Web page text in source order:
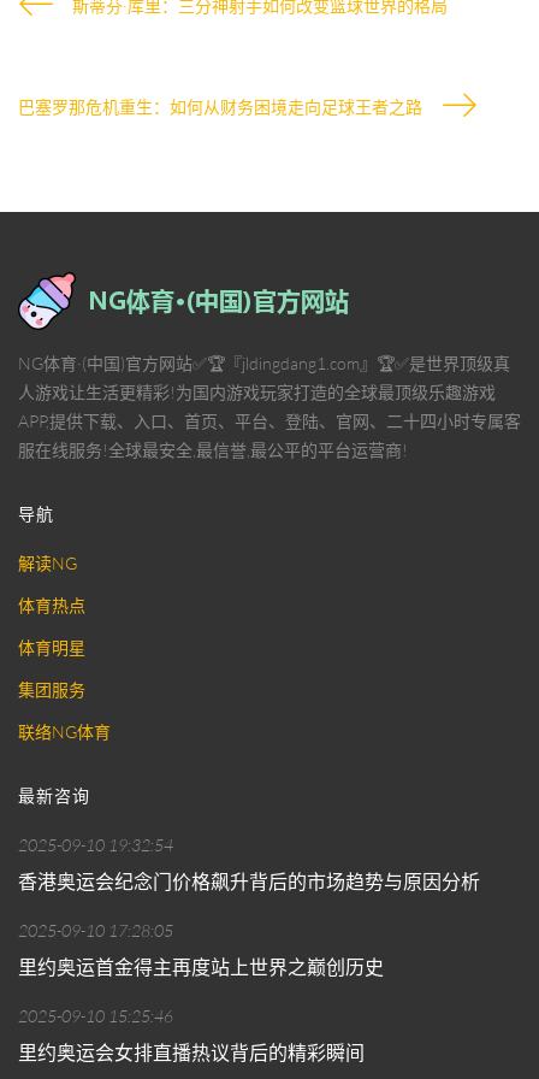
斯蒂芬·库里：三分神射手如何改变篮球世界的格局
巴塞罗那危机重生：如何从财务困境走向足球王者之路
NG体育·(中国)官方网站✅🏆『jldingdang1.com』🏆✅是世界顶级真
人游戏让生活更精彩!为国内游戏玩家打造的全球最顶级乐趣游戏
APP,提供下载、入口、首页、平台、登陆、官网、二十四小时专属客
服在线服务!全球最安全,最信誉,最公平的平台运营商!
导航
解读NG
体育热点
体育明星
集团服务
联络NG体育
最新咨询
2025-09-10 19:32:54
香港奥运会纪念门价格飙升背后的市场趋势与原因分析
2025-09-10 17:28:05
里约奥运首金得主再度站上世界之巅创历史
2025-09-10 15:25:46
里约奥运会女排直播热议背后的精彩瞬间